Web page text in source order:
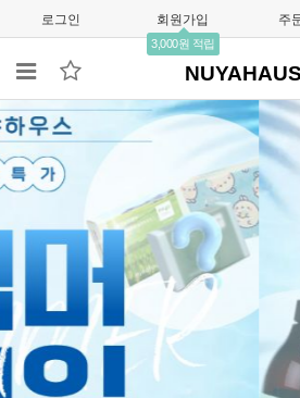
로그인 회원가입
3,000원 적립
주
NUYAHAUS